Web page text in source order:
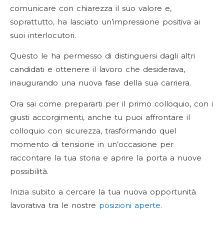
comunicare con chiarezza il suo valore e,
soprattutto, ha lasciato un’impressione positiva ai
suoi interlocutori.
Questo le ha permesso di distinguersi dagli altri
candidati e ottenere il lavoro che desiderava,
inaugurando una nuova fase della sua carriera.
Ora sai come prepararti per il primo colloquio, con i
giusti accorgimenti, anche tu puoi affrontare il
colloquio con sicurezza, trasformando quel
momento di tensione in un’occasione per
raccontare la tua storia e aprire la porta a nuove
possibilità.
Inizia subito a cercare la tua nuova opportunità
lavorativa tra le nostre posizioni aperte.